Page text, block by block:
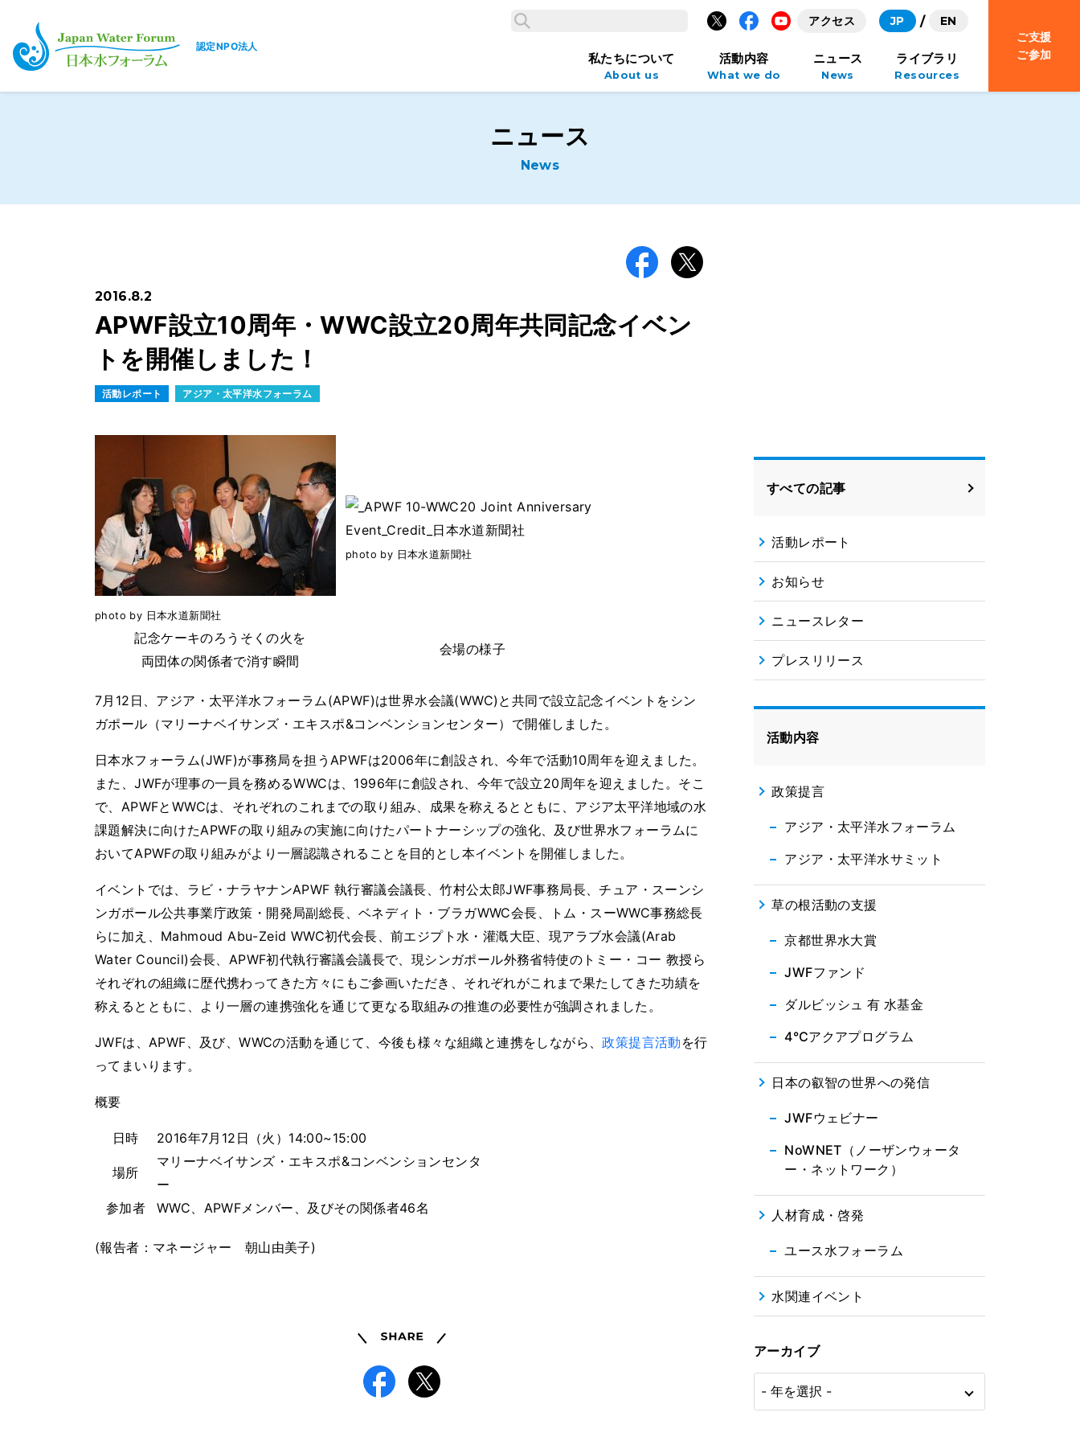
認定NPO法人
検索
アクセス EN
JP
私たちについて
About us
活動内容
What we do
ニュース
News
ライブラリ
Resources
ご支援
ご参加
ニュース
News
2016.8.2
APWF設立10周年・WWC設立20周年共同記念イベン
トを開催しました！
活動レポート アジア・太平洋水フォーラム
photo by 日本水道新聞社
photo by 日本水道新聞社
記念ケーキのろうそくの火を
両団体の関係者で消す瞬間
会場の様子
7月12日、アジア・太平洋水フォーラム(APWF)は世界水会議(WWC)と共同で設立記念イベントをシン
ガポール（マリーナベイサンズ・エキスポ&コンベンションセンター）で開催しました。
日本水フォーラム(JWF)が事務局を担うAPWFは2006年に創設され、今年で活動10周年を迎えました。
また、JWFが理事の一員を務めるWWCは、1996年に創設され、今年で設立20周年を迎えました。そこ
で、APWFとWWCは、それぞれのこれまでの取り組み、成果を称えるとともに、アジア太平洋地域の水
課題解決に向けたAPWFの取り組みの実施に向けたパートナーシップの強化、及び世界水フォーラムに
おいてAPWFの取り組みがより一層認識されることを目的とし本イベントを開催しました。
イベントでは、ラビ・ナラヤナンAPWF 執行審議会議長、竹村公太郎JWF事務局長、チュア・スーンシ
ンガポール公共事業庁政策・開発局副総長、ベネディト・ブラガWWC会長、トム・スーWWC事務総長
らに加え、Mahmoud Abu-Zeid WWC初代会長、前エジプト水・灌漑大臣、現アラブ水会議(Arab
Water Council)会長、APWF初代執行審議会議長で、現シンガポール外務省特使のトミー・コー 教授ら
それぞれの組織に歴代携わってきた方々にもご参画いただき、それぞれがこれまで果たしてきた功績を
称えるとともに、より一層の連携強化を通じて更なる取組みの推進の必要性が強調されました。
JWFは、APWF、及び、WWCの活動を通じて、今後も様々な組織と連携をしながら、政策提言活動 を行
ってまいります。
概要
日時 2016年7月12日（火）14:00~15:00
場所
マリーナベイサンズ・エキスポ&コンベンションセンタ
ー
参加者
WWC、APWFメンバー、及びその関係者46名
(報告者：マネージャー 朝山由美子)
Share
すべての記事
活動レポート
お知らせ
ニュースレター
プレスリリース
活動内容
政策提言
アジア・太平洋水フォーラム
アジア・太平洋水サミット
草の根活動の支援
京都世界水大賞
JWFファンド
ダルビッシュ 有 水基金
4℃アクアプログラム
日本の叡智の世界への発信
JWFウェビナー
NoWNET（ノーザンウォータ
ー・ネットワーク）
人材育成・啓発
ユース水フォーラム
水関連イベント
アーカイブ